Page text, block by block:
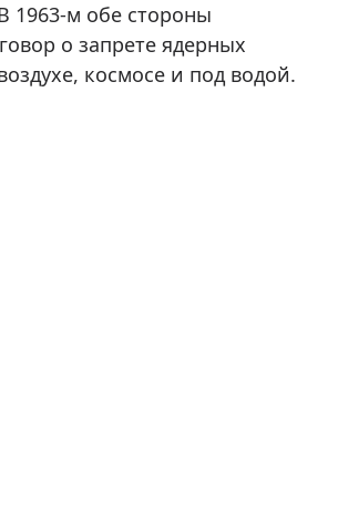
1963-м обе стороны
о запрете ядерных
космосе и под водой.